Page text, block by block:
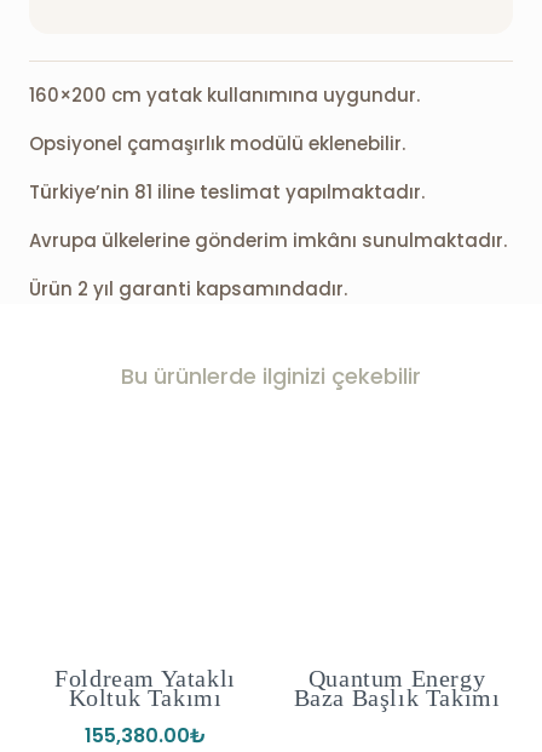
160×200 cm yatak kullanımına uygundur.
Opsiyonel çamaşırlık modülü eklenebilir.
Türkiye’nin 81 iline teslimat yapılmaktadır.
Avrupa ülkelerine gönderim imkânı sunulmaktadır.
Ürün 2 yıl garanti kapsamındadır.
Bu ürünlerde ilginizi çekebilir
Foldream Yataklı
Koltuk Takımı
155,380.00₺
Quantum Energy
Baza Başlık Takımı